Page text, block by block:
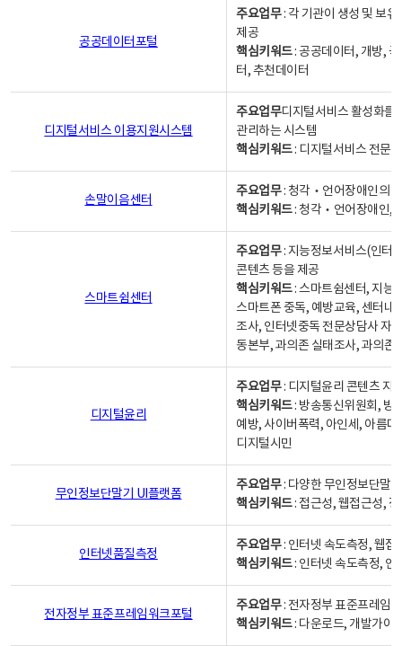
공공데이터포털
주요업무: 각 기관이 생성 및 보
제공
핵심키워드: 공공데이터, 개방,
터, 추천데이터
디지털서비스 이용지원시스템
주요업무디지털서비스 활성화를
관리하는 시스템
핵심키워드: 디지털서비스 전문
손말이음센터
주요업무: 청각‧언어장애인의
핵심키워드: 청각‧언어장애인,
스마트쉼센터
주요업무: 지능정보서비스(인터
콘텐츠 등을 제공
핵심키워드: 스마트쉼센터, 지능
스마트폰 중독, 예방교육, 센터내
조사, 인터넷중독 전문상담사 자
동본부, 과의존 실태조사, 과의존
디지털윤리
주요업무: 디지털윤리 콘텐츠 지
핵심키워드: 방송통신위원회, 방
예방, 사이버폭력, 아인세, 아름
디지털시민
무인정보단말기 UI플랫폼
주요업무: 다양한 무인정보단말
핵심키워드: 접근성, 웹접근성,
인터넷품질측정
주요업무: 인터넷 속도측정, 웹접
핵심키워드: 인터넷 속도측정, 인
전자정부 표준프레임워크포털
주요업무: 전자정부 표준프레임
핵심키워드: 다운로드, 개발가이